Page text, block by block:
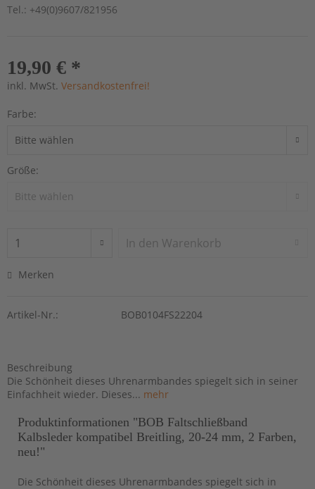
Tel.: +49(0)9607/821956
19,90 € *
inkl. MwSt. Versandkostenfrei!
Farbe:
Größe:
In den Warenkorb
Merken
Artikel-Nr.: BOB0104FS22204
Beschreibung
Die Schönheit dieses Uhrenarmbandes spiegelt sich in seiner
Einfachheit wieder. Dieses... mehr
Produktinformationen "BOB Faltschließband
Kalbsleder kompatibel Breitling, 20-24 mm, 2 Farben,
neu!"
Die Schönheit dieses Uhrenarmbandes spiegelt sich in